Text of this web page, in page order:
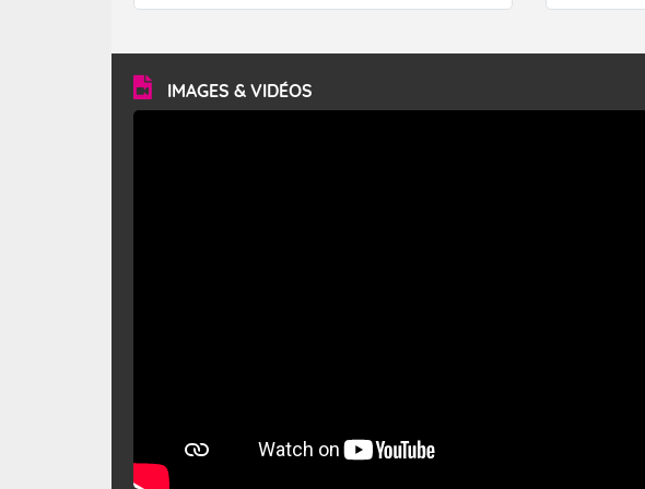
forêt. Mais qu'est-ce que le mistral ? Quelles sont ses
vitesse moyenne de 50 km/h et atteindre 80 à 100 km/h
en rafales, parfois davantage. Il parcourt la basse vallée
du Rhône et la Provence et envahit le littoral
méditerranéen à partir de la Camargue.
de forêt.
à nord-ouest,
monts, en
IMAGES & VIDÉOS